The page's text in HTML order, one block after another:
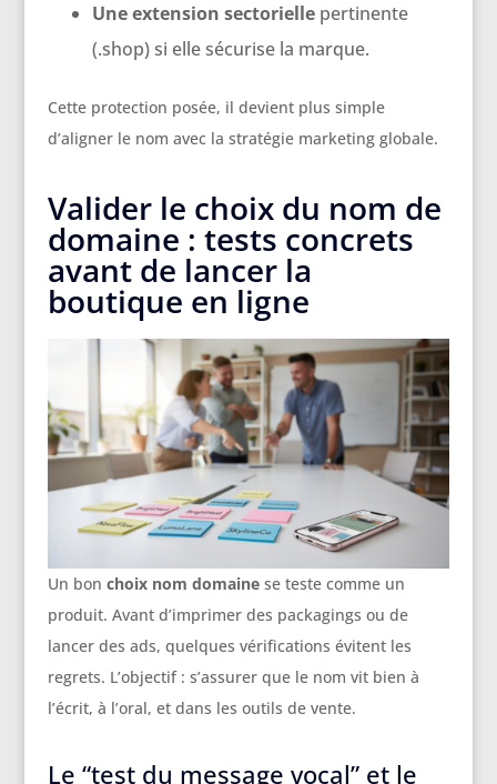
Une extension sectoriellepertinente
(.shop) si elle sécurise la marque.
Cette protection posée, il devient plus simple
d’aligner le nom avec la stratégie marketing globale.
Valider le choix du nom de
domaine : tests concrets
avant de lancer la
boutique en ligne
Un bon choix nom domainese teste comme un
produit. Avant d’imprimer des packagings ou de
lancer des ads, quelques vérifications évitent les
regrets. L’objectif : s’assurer que le nom vit bien à
l’écrit, à l’oral, et dans les outils de vente.
Le “test du message vocal” et le